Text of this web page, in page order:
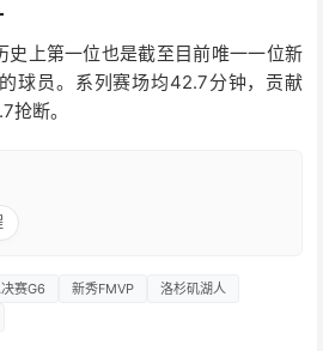
史上第一位也是截至目前唯一一位新
球员。系列赛场均42.7分钟，贡献
抢断。
赛G6 新秀FMVP
洛杉矶湖人